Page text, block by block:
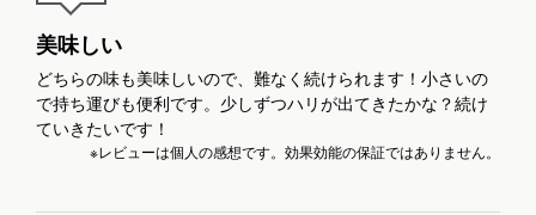
美味しい
どちらの味も美味しいので、難なく続けられます！小さいの
で持ち運びも便利です。少しずつハリが出てきたかな？続け
ていきたいです！
※レビューは個人の感想です。効果効能の保証ではありません。